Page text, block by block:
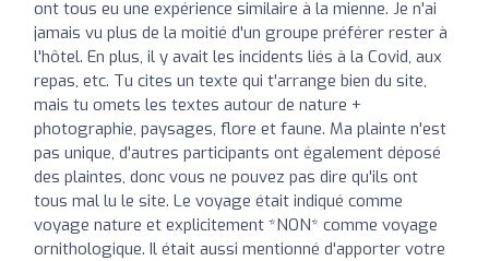
ont tous eu une expérience similaire à la mienne. Je n'ai
jamais vu plus de la moitié d'un groupe préférer rester à
l'hôtel. En plus, il y avait les incidents liés à la Covid, aux
repas, etc. Tu cites un texte qui t'arrange bien du site,
mais tu omets les textes autour de nature +
photographie, paysages, flore et faune. Ma plainte n'est
pas unique, d'autres participants ont également déposé
des plaintes, donc vous ne pouvez pas dire qu'ils ont
tous mal lu le site. Le voyage était indiqué comme
voyage nature et explicitement *NON* comme voyage
ornithologique. Il était aussi mentionné d'apporter votre